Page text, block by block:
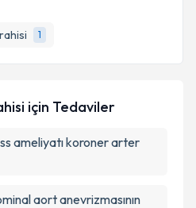
1
işlenmesine ilişkinAydınlatma
ve kişisel verilerimin belirtilen
için Tedaviler
ameliyatı koroner arter
aort anevrizmasının